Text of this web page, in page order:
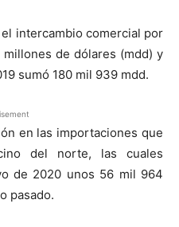
intercambio comercial por
de dólares (mdd) y
sumó 180 mil 939 mdd.
en las importaciones que
del norte, las cuales
de 2020 unos 56 mil 964
pasado.